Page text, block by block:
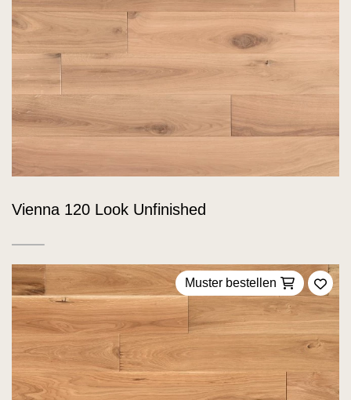
Vienna 120 Look Unfinished
Muster bestellen
Zu